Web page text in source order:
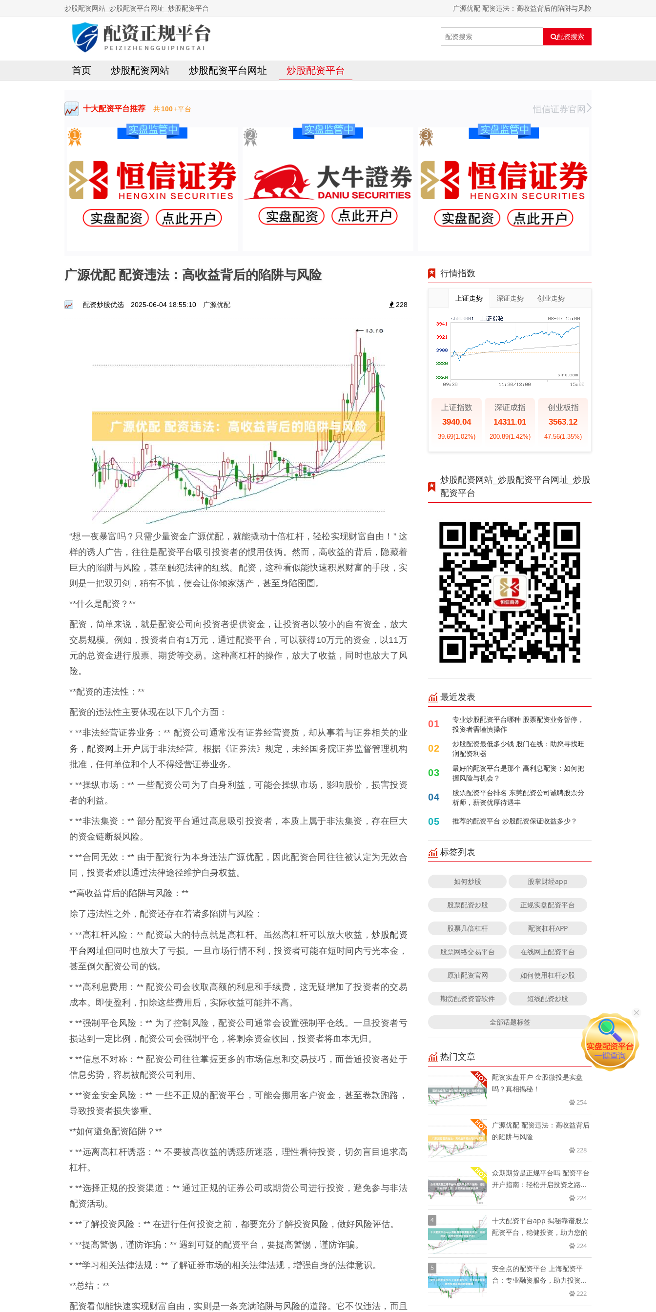
炒股配资网站_炒股配资平台网址_炒股配资平台 广源优配 配资违法：高收益背后的陷阱与风险
配资搜索
首页 炒股配资网站 炒股配资平台网址 炒股配资平台
十大配资平台推荐 共100+平台 恒信证券官网
广源优配 配资违法：高收益背后的陷阱与风险
配资炒股优选 2025-06-04 18:55:10 广源优配 228
“想一夜暴富吗？只需少量资金广源优配，就能撬动十倍杠杆，轻松实现财富自由！” 这
样的诱人广告，往往是配资平台吸引投资者的惯用伎俩。然而，高收益的背后，隐藏着
巨大的陷阱与风险，甚至触犯法律的红线。配资，这种看似能快速积累财富的手段，实
则是一把双刃剑，稍有不慎，便会让你倾家荡产，甚至身陷囹圄。
**什么是配资？**
配资，简单来说，就是配资公司向投资者提供资金，让投资者以较小的自有资金，放大
交易规模。例如，投资者自有1万元，通过配资平台，可以获得10万元的资金，以11万
元的总资金进行股票、期货等交易。这种高杠杆的操作，放大了收益，同时也放大了风
险。
**配资的违法性：**
配资的违法性主要体现在以下几个方面：
* **非法经营证券业务：** 配资公司通常没有证券经营资质，却从事着与证券相关的业
务，配资网上开户 属于非法经营。根据《证券法》规定，未经国务院证券监督管理机构
批准，任何单位和个人不得经营证券业务。
* **操纵市场：** 一些配资公司为了自身利益，可能会操纵市场，影响股价，损害投资
者的利益。
* **非法集资：** 部分配资平台通过高息吸引投资者，本质上属于非法集资，存在巨大
的资金链断裂风险。
* **合同无效：** 由于配资行为本身违法广源优配，因此配资合同往往被认定为无效合
同，投资者难以通过法律途径维护自身权益。
**高收益背后的陷阱与风险：**
除了违法性之外，配资还存在着诸多陷阱与风险：
* **高杠杆风险：** 配资最大的特点就是高杠杆。虽然高杠杆可以放大收益，炒股配资
平台网址但同时也放大了亏损。一旦市场行情不利，投资者可能在短时间内亏光本金，
甚至倒欠配资公司的钱。
* **高利息费用：** 配资公司会收取高额的利息和手续费，这无疑增加了投资者的交易
成本。即使盈利，扣除这些费用后，实际收益可能并不高。
* **强制平仓风险：** 为了控制风险，配资公司通常会设置强制平仓线。一旦投资者亏
损达到一定比例，配资公司会强制平仓，将剩余资金收回，投资者将血本无归。
* **信息不对称：** 配资公司往往掌握更多的市场信息和交易技巧，而普通投资者处于
信息劣势，容易被配资公司利用。
* **资金安全风险：** 一些不正规的配资平台，可能会挪用客户资金，甚至卷款跑路，
导致投资者损失惨重。
**如何避免配资陷阱？**
* **远离高杠杆诱惑：** 不要被高收益的诱惑所迷惑，理性看待投资，切勿盲目追求高
杠杆。
* **选择正规的投资渠道：** 通过正规的证券公司或期货公司进行投资，避免参与非法
配资活动。
* **了解投资风险：** 在进行任何投资之前，都要充分了解投资风险，做好风险评估。
* **提高警惕，谨防诈骗：** 遇到可疑的配资平台，要提高警惕，谨防诈骗。
* **学习相关法律法规：** 了解证券市场的相关法律法规，增强自身的法律意识。
**总结：**
配资看似能快速实现财富自由，实则是一条充满陷阱与风险的道路。它不仅违法，而且
行情指数
上证走势 深证走势 创业走势
上证指数
3940.04
39.69(1.02%)
深证成指
14311.01
200.89(1.42%)
创业板指
3563.12
47.56(1.35%)
炒股配资网站_炒股配资平台网址_炒股
配资平台
最近发表
01
专业炒股配资平台哪种 股票配资业务暂停，
投资者需谨慎操作
02
炒股配资最低多少钱 股门在线：助您寻找旺
润配资利器
03
最好的配资平台是那个 高利息配资：如何把
握风险与机会？
04
股票配资平台排名 东莞配资公司诚聘股票分
析师，薪资优厚待遇丰
05 推荐的配资平台 炒股配资保证收益多少？
标签列表
如何炒股 股掌财经app
股票配资炒股 正规实盘配资平台
股票几倍杠杆 配资杠杆APP
股票网络交易平台 在线网上配资平台
原油配资官网 如何使用杠杆炒股
期货配资资管软件 短线配资炒股
全部话题标签
热门文章
配资实盘开户 金股微投是实盘
吗？真相揭秘！
254
广源优配 配资违法：高收益背后
的陷阱与风险
228
众期期货是正规平台吗 配资平台
开户指南：轻松开启投资之路，
224
4
十大配资平台app 揭秘靠谱股票
配资平台，稳健投资，助力您的
224
5
安全点的配资平台 上海配资平
台：专业融资服务，助力投资者
222